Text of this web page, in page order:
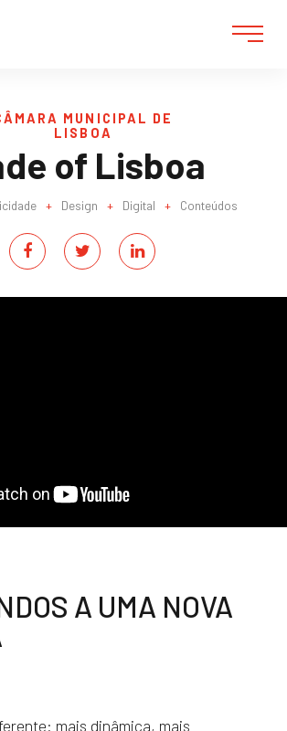
MUNICIPAL DE
LISBOA
of Lisboa
+ Design + Digital + Conteúdos
A UMA NOVA
mais dinâmica, mais